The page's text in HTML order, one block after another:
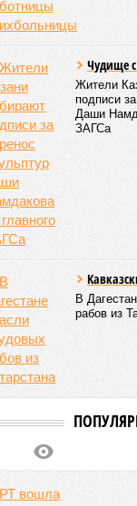
Чудище
Жители
подписи
Даши
ЗАГСа
В
рабов из